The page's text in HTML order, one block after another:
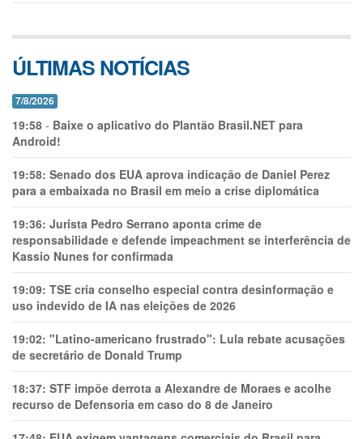
ÚLTIMAS NOTÍCIAS
7/8/2026
19:58 - Baixe o aplicativo do Plantão Brasil.NET para
Android!
19:58: Senado dos EUA aprova indicação de Daniel Perez
para a embaixada no Brasil em meio a crise diplomática
19:36: Jurista Pedro Serrano aponta crime de
responsabilidade e defende impeachment se interferência de
Kassio Nunes for confirmada
19:09: TSE cria conselho especial contra desinformação e
uso indevido de IA nas eleições de 2026
19:02: "Latino-americano frustrado": Lula rebate acusações
de secretário de Donald Trump
18:37: STF impõe derrota a Alexandre de Moraes e acolhe
recurso de Defensoria em caso do 8 de Janeiro